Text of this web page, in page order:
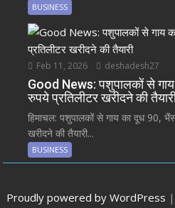
BUSINESS
Feb 11, 2026 deshadesh27
Good News: पशुपालकों से
रुपये प्रतिलीटर खरीदने की
हिमाचल: पशुपालकों से गाय का दूध 90,
खरीदने की तैयारी...
BUSINESS
Proudly powered by WordPress |